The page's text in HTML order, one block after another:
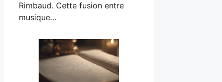
Rimbaud. Cette fusion entre
musique…